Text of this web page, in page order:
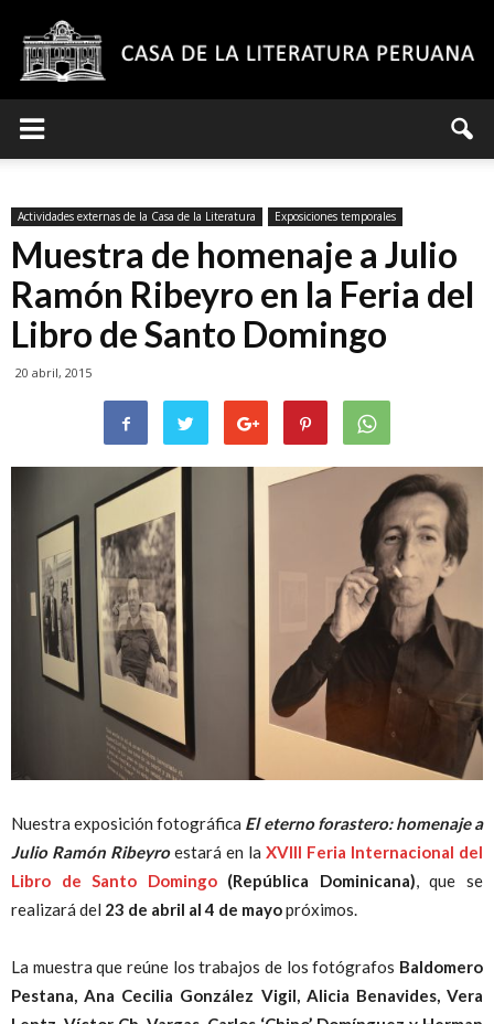
la
Literatura
Peruana
Actividades externas de la Casa de la Literatura Exposiciones temporales
Muestra de homenaje a Julio
Ramón Ribeyro en la Feria del
Libro de Santo Domingo
20 abril, 2015
Nuestra exposición fotográfica El eterno forastero: homenaje a
Julio Ramón Ribeyroestará en la XVIII Feria Internacional del
Libro de Santo Domingo (República Dominicana), que se
realizará del 23 de abril al 4 de mayopróximos.
La muestra que reúne los trabajos de los fotógrafos Baldomero
Pestana, Ana Cecilia González Vigil, Alicia Benavides, Vera